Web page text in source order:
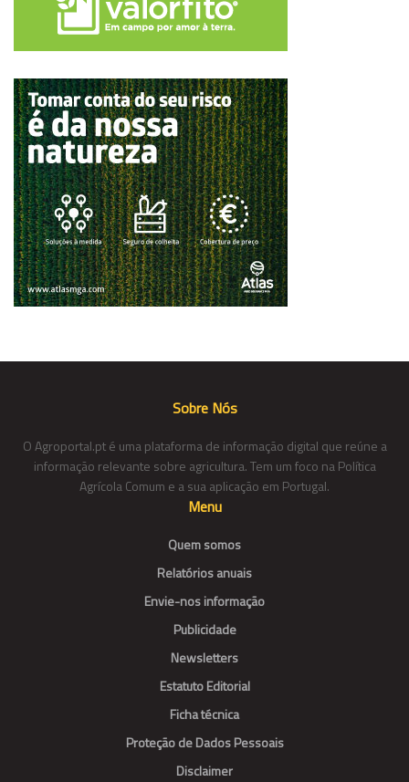
Sobre Nós
O Agroportal.pt é uma plataforma de informação digital que reúne a
informação relevante sobre agricultura. Tem um foco na Política
Agrícola Comum e a sua aplicação em Portugal.
Menu
Quem somos
Relatórios anuais
Envie-nos informação
Publicidade
Newsletters
Estatuto Editorial
Ficha técnica
Proteção de Dados Pessoais
Disclaimer